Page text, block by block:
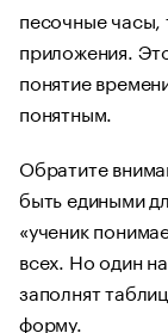
песочные часы,
приложения.
понятие
понятным.
Обратите
быть едиными
«ученик
всех. Но один
заполнят
форму.